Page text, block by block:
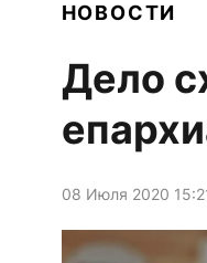
НОВОСТИ
Дело
08 Июля 2020